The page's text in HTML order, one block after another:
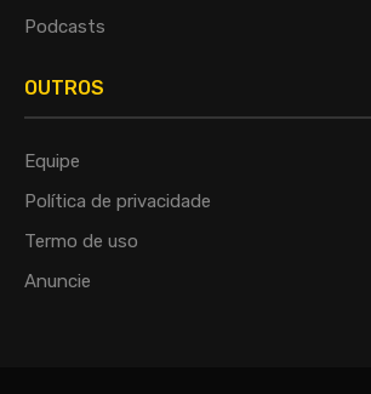
Podcasts
OUTROS
Equipe
Política de privacidade
Termo de uso
Anuncie